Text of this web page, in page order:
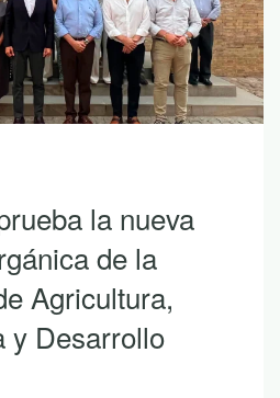
la nueva
de la
Agricultura,
y Desarrollo